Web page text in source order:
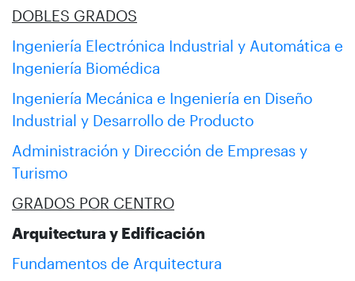
DOBLES GRADOS
Ingeniería Electrónica Industrial y Automática e
Ingeniería Biomédica
Ingeniería Mecánica e Ingeniería en Diseño
Industrial y Desarrollo de Producto
Administración y Dirección de Empresas y
Turismo
GRADOS POR CENTRO
Arquitectura y Edificación
Fundamentos de Arquitectura